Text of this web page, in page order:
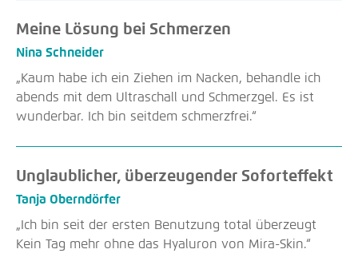
Meine Lösung bei Schmerzen
Nina Schneider
„Kaum habe ich ein Ziehen im Nacken, behandle ich
abends mit dem Ultraschall und Schmerzgel. Es ist
wunderbar. Ich bin seitdem schmerzfrei.“
Unglaublicher, überzeugender Soforteffekt
Tanja Oberndörfer
„Ich bin seit der ersten Benutzung total überzeugt
Kein Tag mehr ohne das Hyaluron von Mira-Skin.“